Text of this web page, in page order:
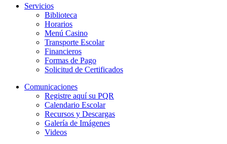
Servicios
Biblioteca
Horarios
Menú Casino
Transporte Escolar
Financieros
Formas de Pago
Solicitud de Certificados
Comunicaciones
Registre aquí su PQR
Calendario Escolar
Recursos y Descargas
Galería de Imágenes
Videos